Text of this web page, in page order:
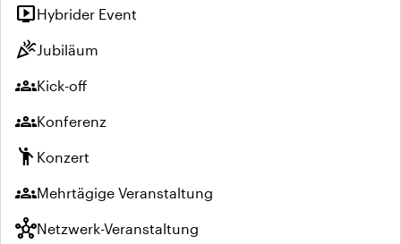
live_tvHybrider Event
celebrationJubiläum
groupsKick-off
groupsKonferenz
emoji_people Konzert
groupsMehrtägige Veranstaltung
hubNetzwerk-Veranstaltung